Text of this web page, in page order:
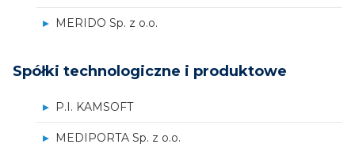
MERIDO Sp. z o.o.
Spółki technologiczne i produktowe
P.I. KAMSOFT
MEDIPORTA Sp. z o.o.